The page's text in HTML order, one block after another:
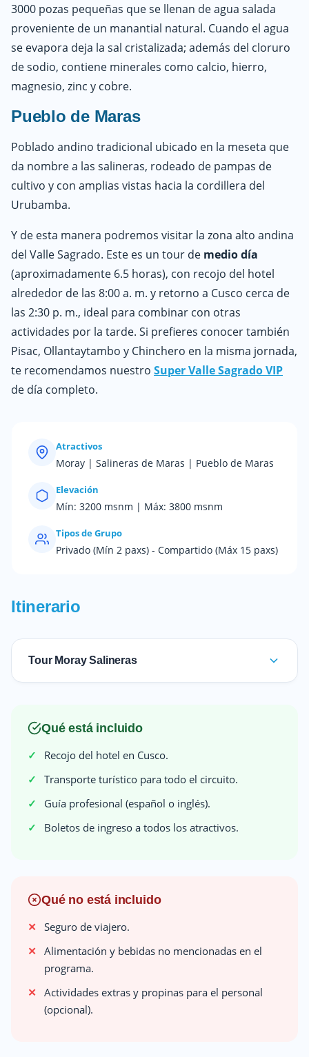
3000 pozas pequeñas que se llenan de agua salada
proveniente de un manantial natural. Cuando el agua
se evapora deja la sal cristalizada; además del cloruro
de sodio, contiene minerales como calcio, hierro,
magnesio, zinc y cobre.
Pueblo de Maras
Poblado andino tradicional ubicado en la meseta que
da nombre a las salineras, rodeado de pampas de
cultivo y con amplias vistas hacia la cordillera del
Urubamba.
Y de esta manera podremos visitar la zona alto andina
del Valle Sagrado. Este es un tour de medio día
(aproximadamente 6.5 horas), con recojo del hotel
alrededor de las 8:00 a. m. y retorno a Cusco cerca de
las 2:30 p. m., ideal para combinar con otras
actividades por la tarde. Si prefieres conocer también
Pisac, Ollantaytambo y Chinchero en la misma jornada,
te recomendamos nuestro Super Valle Sagrado VIP
de día completo.
Atractivos
Moray | Salineras de Maras | Pueblo de Maras
Elevación
Mín: 3200 msnm | Máx: 3800 msnm
Tipos de Grupo
Privado (Mín 2 paxs) - Compartido (Máx 15 paxs)
Itinerario
Tour Moray Salineras
Qué está incluido
Recojo del hotel en Cusco.
Transporte turístico para todo el circuito.
Guía profesional (español o inglés).
Boletos de ingreso a todos los atractivos.
Qué no está incluido
Seguro de viajero.
Alimentación y bebidas no mencionadas en el
programa.
Actividades extras y propinas para el personal
(opcional).